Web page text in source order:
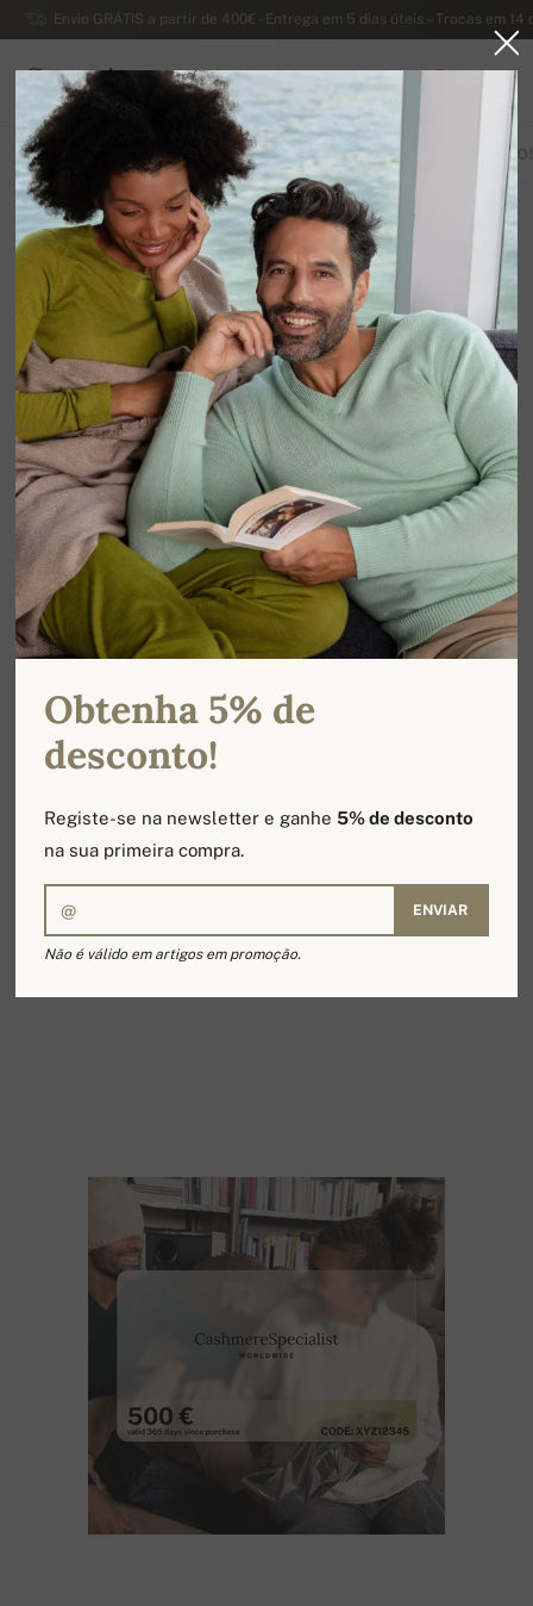
Envio GRÁTIS a partir de 400€ - Entrega em 5 dias úteis – Trocas em
Caxemira
PORTUGAL
Voucher
Organizar por Filtrar
TODOS OS PRODUTOS LENÇOS PASHMINAS
Obtenha 5% de
desconto!
Registe-se na newsletter e ganhe5% de desconto
na sua primeira compra.
ENVIAR
Não é válido em artigos em promoção.